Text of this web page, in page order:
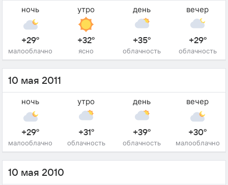
ночь
+29°
малооблачно
утро
+32°
ясно
день
+35°
облачность
вечер
+29°
облачность
10 мая 2011
ночь
+29°
малооблачно
утро
+31°
облачность
день
+39°
облачность
вечер
+30°
малооблачно
10 мая 2010